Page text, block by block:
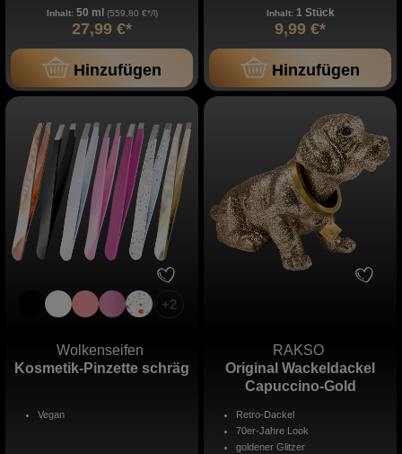
Inhalt: 50 ml (559,80 €*/l)
27,99 €*
Hinzufügen
Inhalt: 1 Stück
9,99 €*
Hinzufügen
+2
Wolkenseifen
Kosmetik-Pinzette schräg
Vegan
RAKSO
Original Wackeldackel
Capuccino-Gold
Retro-Dackel
70er-Jahre Look
goldener Glitzer